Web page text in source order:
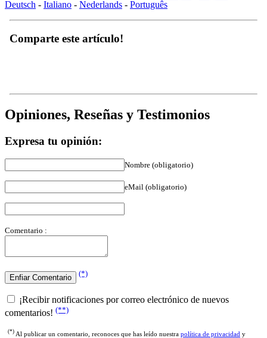
comentarios!(**)
nuestrostérminos y condiciones.